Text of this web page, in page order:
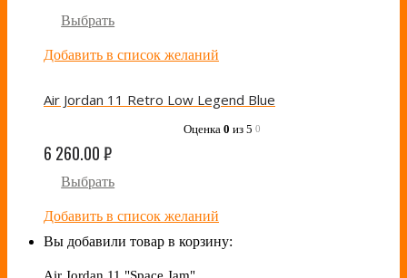
Выбрать
Добавить в список желаний
Air Jordan 11 Retro Low Legend Blue
Оценка 0 из 5 0
6 260.00₽
Выбрать
Добавить в список желаний
Вы добавили товар в корзину: